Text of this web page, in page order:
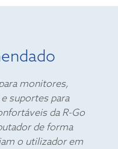
monitores,
suportes para
da R-Go
de forma
o utilizador em